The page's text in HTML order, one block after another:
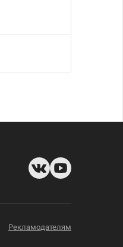
Рекламодателям